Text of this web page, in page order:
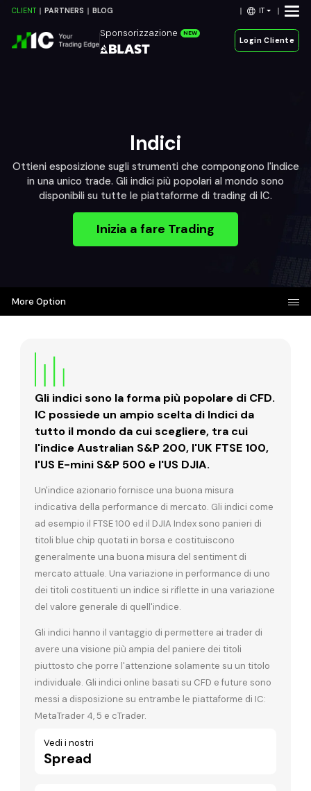
CLIENT PARTNERS BLOG IT
Sponsorizzazione NEW
Login Cliente
Indici
Ottieni esposizione sugli strumenti che compongono l'indice
in una unico trade. Gli indici più popolari al mondo sono
disponibili su tutte le piattaforme di trading di IC.
Inizia a fare Trading
More Option
Gli indici sono la forma più popolare di CFD.
IC possiede un ampio scelta di Indici da
tutto il mondo da cui scegliere, tra cui
l'indice Australian S&P 200, l'UK FTSE 100,
l'US E-mini S&P 500 e l'US DJIA.
Un'indice azionario fornisce una buona misura
indicativa della performance di mercato. Gli indici come
ad esempio il FTSE 100 ed il DJIA Index sono panieri di
titoli blue chip quotati in borsa e costituiscono
generalmente una buona misura del sentiment di
mercato attuale. Una variazione in performance di uno
dei titoli costituenti un indice si riflette in una variazione
del valore generale di quell'indice.
Gli indici hanno il vantaggio di permettere ai trader di
avere una visione più ampia del paniere dei titoli
piuttosto che porre l'attenzione solamente su un titolo
individuale. Gli indici online basati su CFD e future sono
messi a disposizione su entrambe le piattaforme di IC:
MetaTrader 4, 5 e cTrader.
Vedi i nostri
Spread